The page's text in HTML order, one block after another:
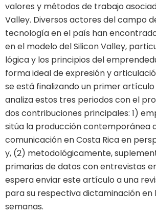
valores y métodos de trabajo
Valley. Diversos actores del campo
tecnología en el país han
en el modelo del Silicon Valley,
lógica y los principios del
forma ideal de expresión y
se está finalizando un primer
analiza estos tres periodos con el
dos contribuciones principales: 1)
sitúa la producción contemporánea
comunicación en Costa Rica en
y, (2) metodológicamente,
primarias de datos con entrevistas
espera enviar este artículo a una
para su respectiva dictaminación en
semanas.